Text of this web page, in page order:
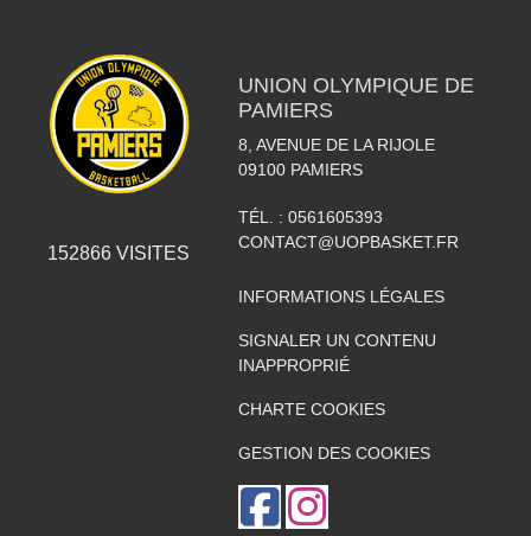
152866 VISITES
UNION OLYMPIQUE DE
PAMIERS
8, AVENUE DE LA RIJOLE
09100 PAMIERS
TÉL. : 0561605393
CONTACT@UOPBASKET.FR
INFORMATIONS LÉGALES
SIGNALER UN CONTENU
INAPPROPRIÉ
CHARTE COOKIES
GESTION DES COOKIES